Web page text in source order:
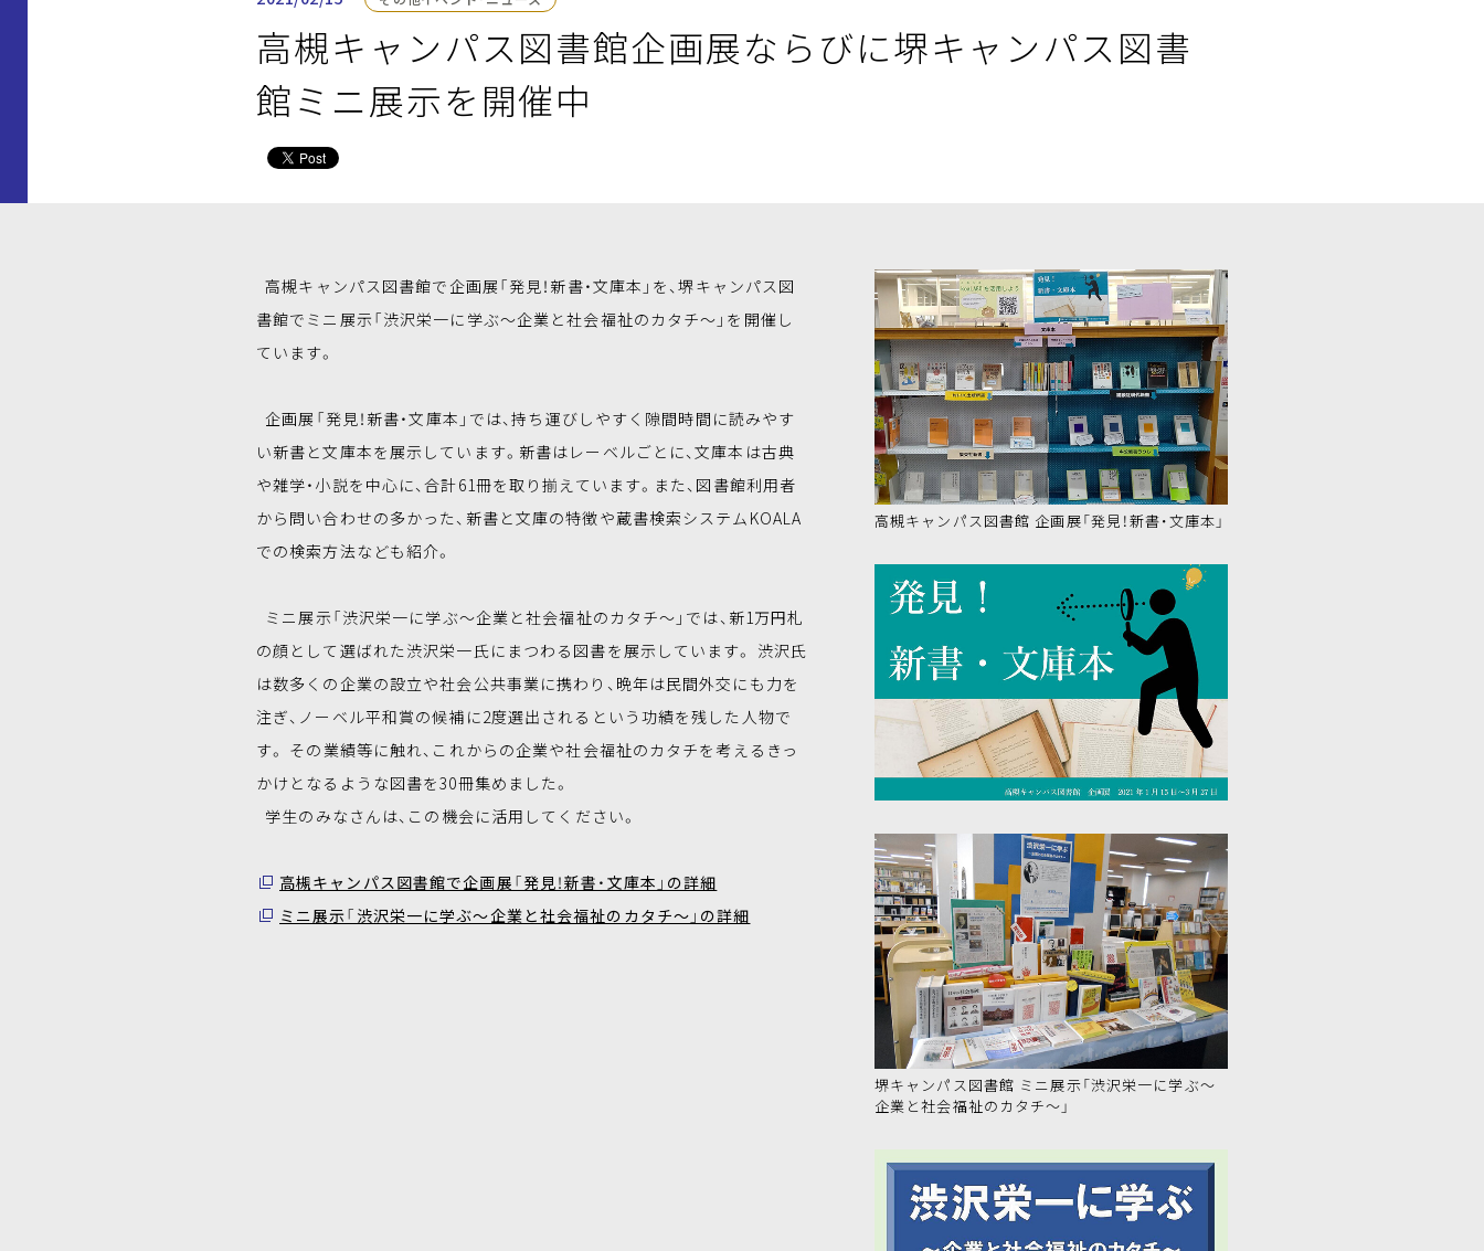
高槻キャンパス図書館企画展ならびに堺キャンパス図書
館ミニ展示を開催中
高槻キャンパス図書館で企画展「発見！新書・文庫本」を、堺キャンパス図
書館でミニ展示「渋沢栄一に学ぶ～企業と社会福祉のカタチ～」を開催し
ています。
企画展「発見！新書・文庫本」では、持ち運びしやすく隙間時間に読みやす
い新書と文庫本を展示しています。新書はレーベルごとに、文庫本は古典
や雑学・小説を中心に、合計61冊を取り揃えています。また、図書館利用者
から問い合わせの多かった、新書と文庫の特徴や蔵書検索システムKOALA
での検索方法なども紹介。
ミニ展示「渋沢栄一に学ぶ～企業と社会福祉のカタチ～」では、新1万円札
の顔として選ばれた渋沢栄一氏にまつわる図書を展示しています。 渋沢氏
は数多くの企業の設立や社会公共事業に携わり、晩年は民間外交にも力を
注ぎ、ノーベル平和賞の候補に2度選出されるという功績を残した人物で
す。 その業績等に触れ、これからの企業や社会福祉のカタチを考えるきっ
かけとなるような図書を30冊集めました。
学生のみなさんは、この機会に活用してください。
高槻キャンパス図書館で企画展「発見！新書・文庫本」の詳細
ミニ展示「渋沢栄一に学ぶ～企業と社会福祉のカタチ～」の詳細
高槻キャンパス図書館 企画展「発見！新書・文庫本」
堺キャンパス図書館 ミニ展示「渋沢栄一に学ぶ～
企業と社会福祉のカタチ～」